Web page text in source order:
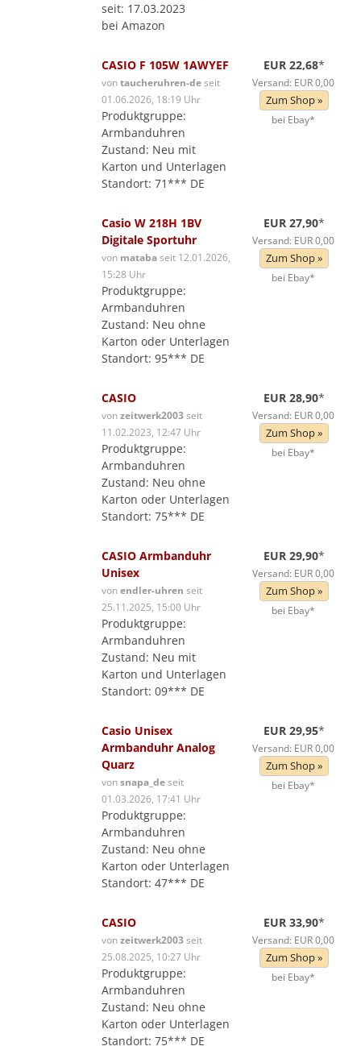
seit: 17.03.2023
bei Amazon
CASIO F 105W 1AWYEF
vontaucheruhren-deseit
01.06.2026, 18:19 Uhr
Produktgruppe:
Armbanduhren
Zustand: Neu mit
Karton und Unterlagen
Standort: 71*** DE
EUR 22,68*
Versand: EUR 0,00
Zum Shop »
bei Ebay*
Casio W 218H 1BV
Digitale Sportuhr
von matabaseit 12.01.2026,
15:28 Uhr
Produktgruppe:
Armbanduhren
Zustand: Neu ohne
Karton oder Unterlagen
Standort: 95*** DE
EUR 27,90*
Versand: EUR 0,00
Zum Shop »
bei Ebay*
CASIO
vonzeitwerk2003seit
11.02.2023, 12:47 Uhr
Produktgruppe:
Armbanduhren
Zustand: Neu ohne
Karton oder Unterlagen
Standort: 75*** DE
EUR 28,90*
Versand: EUR 0,00
Zum Shop »
bei Ebay*
CASIO Armbanduhr
Unisex
vonendler-uhren seit
25.11.2025, 15:00 Uhr
Produktgruppe:
Armbanduhren
Zustand: Neu mit
Karton und Unterlagen
Standort: 09*** DE
EUR 29,90*
Versand: EUR 0,00
Zum Shop »
bei Ebay*
Casio Unisex
Armbanduhr Analog
Quarz
vonsnapa_deseit
01.03.2026, 17:41 Uhr
Produktgruppe:
Armbanduhren
Zustand: Neu ohne
Karton oder Unterlagen
Standort: 47*** DE
EUR 29,95*
Versand: EUR 0,00
Zum Shop »
bei Ebay*
CASIO
vonzeitwerk2003seit
25.08.2025, 10:27 Uhr
Produktgruppe:
Armbanduhren
Zustand: Neu ohne
Karton oder Unterlagen
Standort: 75*** DE
EUR 33,90*
Versand: EUR 0,00
Zum Shop »
bei Ebay*